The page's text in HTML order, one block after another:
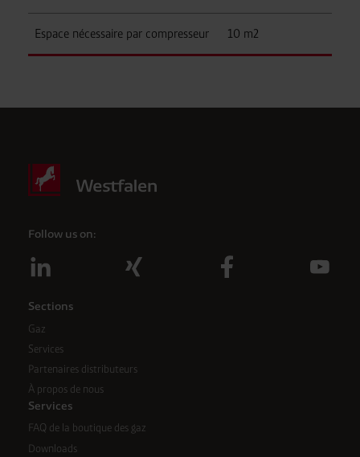
Espace nécessaire par compresseur 10 m2
Follow us on:
Sections
Gaz
Services
Partenaires distributeurs
À propos de nous
Services
FAQ de la boutique des gaz
Downloads